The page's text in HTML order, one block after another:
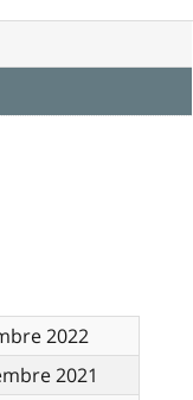
2022
2021